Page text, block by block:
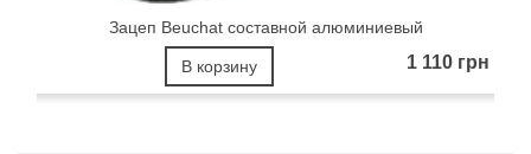
Зацеп Beuchat составной алюминиевый
1 110 грн
В корзину